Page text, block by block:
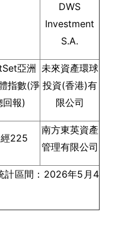
DWS
Investment
S.A.
亞洲
指數(淨
回報)
未來資產環球
投資(香港)有
限公司
225
南方東英資產
管理有限公司
計區間：2026年5月4